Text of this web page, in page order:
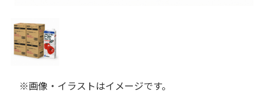
※画像・イラストはイメージです。